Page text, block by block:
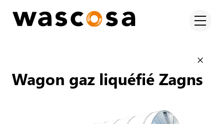
Wagon gaz liquéfié Zagns